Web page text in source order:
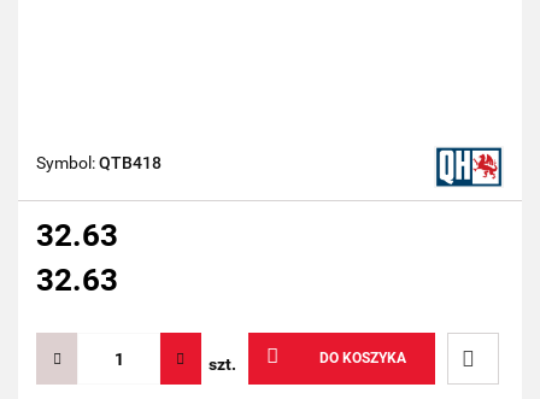
Symbol:QTB418
32.63
32.63
szt. DO KOSZYKA